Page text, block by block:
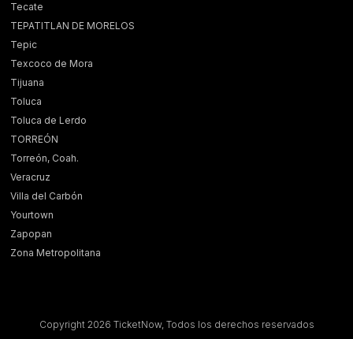
Tecate
TEPATITLAN DE MORELOS
Tepic
Texcoco de Mora
Tijuana
Toluca
Toluca de Lerdo
TORREÓN
Torreón, Coah.
Veracruz
Villa del Carbón
Yourtown
Zapopan
Zona Metropolitana
Copyright 2026 TicketNow, Todos los derechos reservados